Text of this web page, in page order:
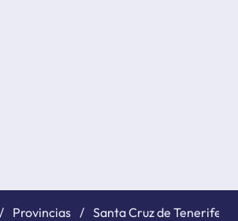
Provincias Santa Cruz de Tenerife